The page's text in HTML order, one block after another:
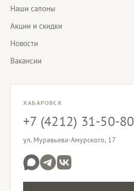
Наши салоны
Акции и скидки
Новости
Вакансии
ХАБАРОВСК
+7 (4212) 31-50-80
ул. Муравьева-Амурского, 17